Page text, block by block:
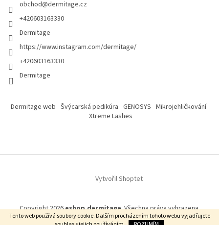
Tento web používá soubory cookie. Dalším procházením tohoto webu vyjadřujete
obchod@dermitage.cz
+420603163330
Dermitage
https://www.instagram.com/dermitage/
+420603163330
Dermitage
Dermitage web Švýcarská pedikúra GENOSYS Mikrojehličkování
Xtreme Lashes
Vytvořil Shoptet
Copyright 2026eshop.dermitage. Všechna práva vyhrazena.